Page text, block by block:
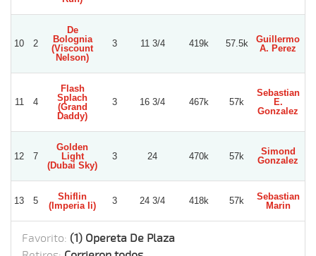
10 2
De
Bolognia
(Viscount
Nelson)
3 11 3/4 419k 57.5k
Guillermo
A. Perez
11 4
Flash
Splach
(Grand
Daddy)
3 16 3/4 467k 57k
Sebastian
E.
Gonzalez
12 7
Golden
Light
(Dubai Sky)
3 24 470k 57k
Simond
Gonzalez
13 5
Shiflin
(Imperia Ii)
3 24 3/4 418k 57k
Sebastian
Marin
Favorito: (1) Opereta De Plaza